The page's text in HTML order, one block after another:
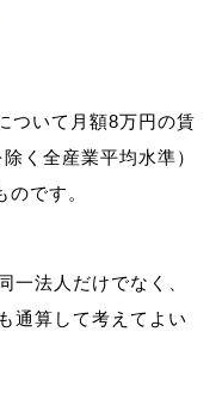
ついて月額8万円の賃
く全産業平均水準）
一法人だけでなく、
通算して考えてよい